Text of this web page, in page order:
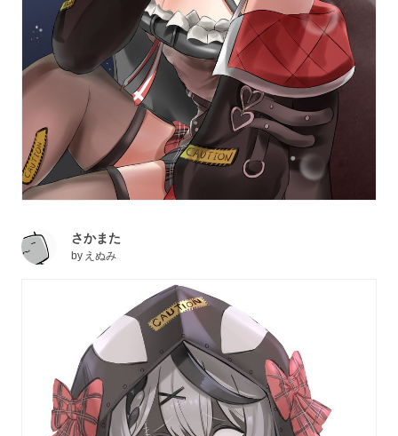
さかまた
by えぬみ